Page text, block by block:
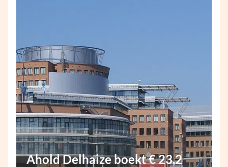
Ahold Delhaize boekt € 23,2